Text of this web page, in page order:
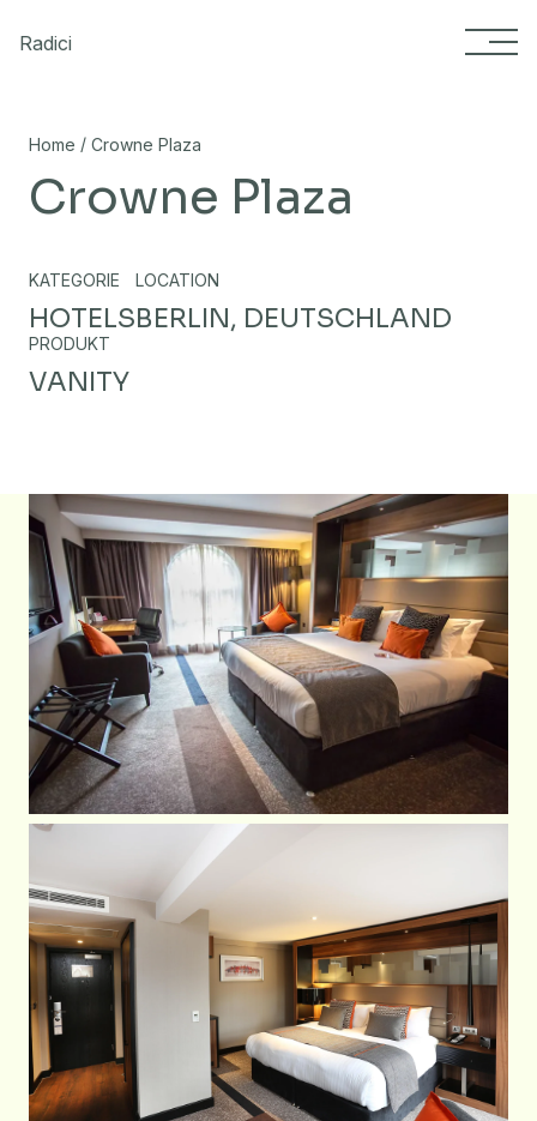
Radici
Home / Crowne Plaza
Crowne Plaza
KATEGORIE
HOTELS
LOCATION
BERLIN, DEUTSCHLAND
PRODUKT
VANITY